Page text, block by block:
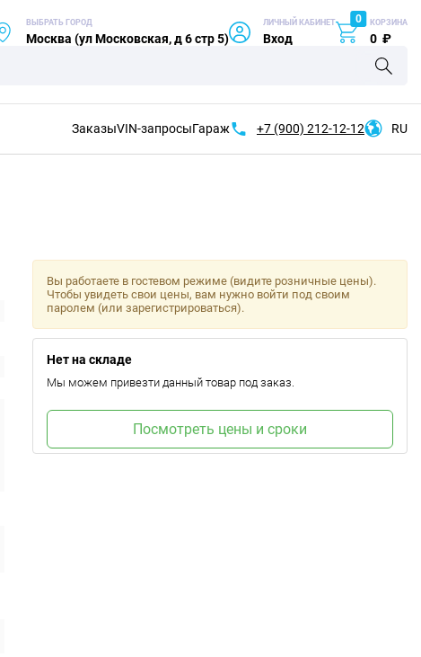
ВЫБРАТЬ ГОРОД
Москва (ул Московская, д 6 стр 5)
ЛИЧНЫЙ КАБИНЕТ
Вход
0 КОРЗИНА
0 ₽
ЗаказыVIN-запросыГараж +7 (900) 212-12-12 RU
Вы работаете в гостевом режиме (видите розничные цены).
Чтобы увидеть свои цены, вам нужно войти под своим
паролем (или зарегистрироваться).
Нет на складе
Мы можем привезти данный товар под заказ.
Посмотреть цены и сроки